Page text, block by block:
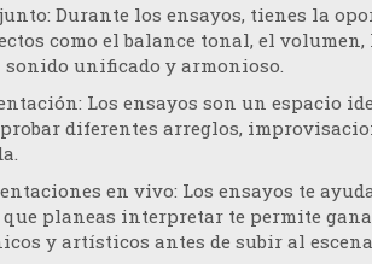
: Durante los ensayos, tienes la
como el balance tonal, el
unificado y armonioso.
: Los ensayos son un espacio
diferentes arreglos,
en vivo: Los ensayos te
planeas interpretar te permite
y artísticos antes de subir al